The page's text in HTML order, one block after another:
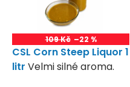
ůo
d
109 Kč –22 %
CSL Corn Steep Liquor 1
litr Velmi silné aroma.